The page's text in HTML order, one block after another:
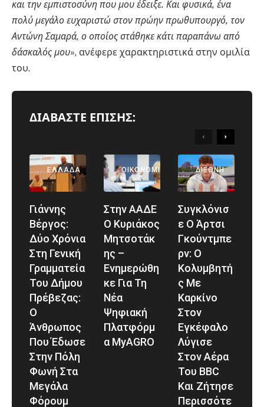
και την εμπιστοσύνη που μου έδειξε. Και φυσικά, ένα
πολύ μεγάλο ευχαριστώ στον πρώην πρωθυπουργό, τον
Αντώνη Σαμαρά, ο οποίος στάθηκε κάτι παραπάνω από
δάσκαλός μου», ανέφερε χαρακτηριστικά στην ομιλία
του.
ΔΙΑΒΑΣΤΕ ΕΠΙΣΗΣ:
PreviousNext
ΕΛΛΆΔΑ
Γιάννης
Βέργος:
Δύο Χρόνια
Στη Γενική
Γραμματεία
Του Δήμου
Πρέβεζας:
Ο
Άνθρωπος
Που Έδωσε
Στην Πόλη
Φωνή Στα
Μεγάλα
Φόρουμ
ΟΙΚΟΝΟΜΊΑ
Στην ΑΑΔΕ
Ο Κυριάκος
Μητσοτάκ
Ης –
Ενημερώθη
Κε Για Τη
Νέα
Ψηφιακή
Πλατφόρμ
Α MyAGRO
ΔΙΕΘΝΉ
Συγκλόνισ
Ε Ο Άρτσι
Γκούντμπε
Ρν: Ο
Κολυμβητή
Σ Με
Καρκίνο
Στον
Εγκέφαλο
Λύγισε
Στον Αέρα
Του BBC
Και Ζήτησε
Περισσότε